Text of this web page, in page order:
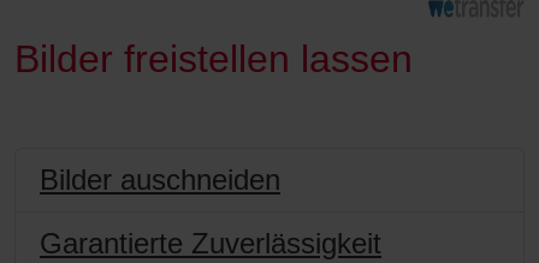
Bilder freistellen lassen
Bilder auschneiden
Garantierte Zuverlässigkeit